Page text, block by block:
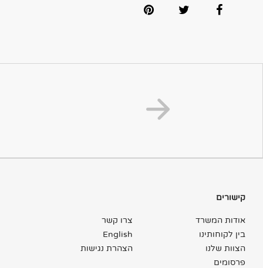
קישורים
אודות המשרד
בין לקוחותינו
הצוות שלנו
פרסומים
צרו קשר
English
הצהרת נגישות